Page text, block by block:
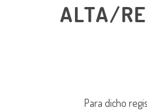
ALTA/
Para dicho